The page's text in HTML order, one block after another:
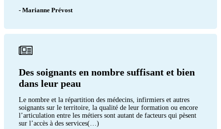
- Marianne Prévost
Des soignants en nombre suffisant et bien
dans leur peau
Le nombre et la répartition des médecins, infirmiers et autres
soignants sur le territoire, la qualité de leur formation ou encore
l’articulation entre les métiers sont autant de facteurs qui pèsent
sur l’accès à des services(…)